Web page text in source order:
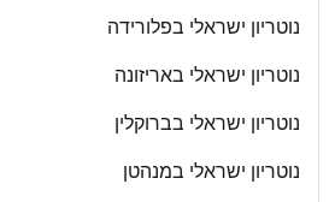
נוטריון ישראלי בפלורידה
נוטריון ישראלי באריזונה
נוטריון ישראלי בברוקלין
נוטריון ישראלי במנהטן